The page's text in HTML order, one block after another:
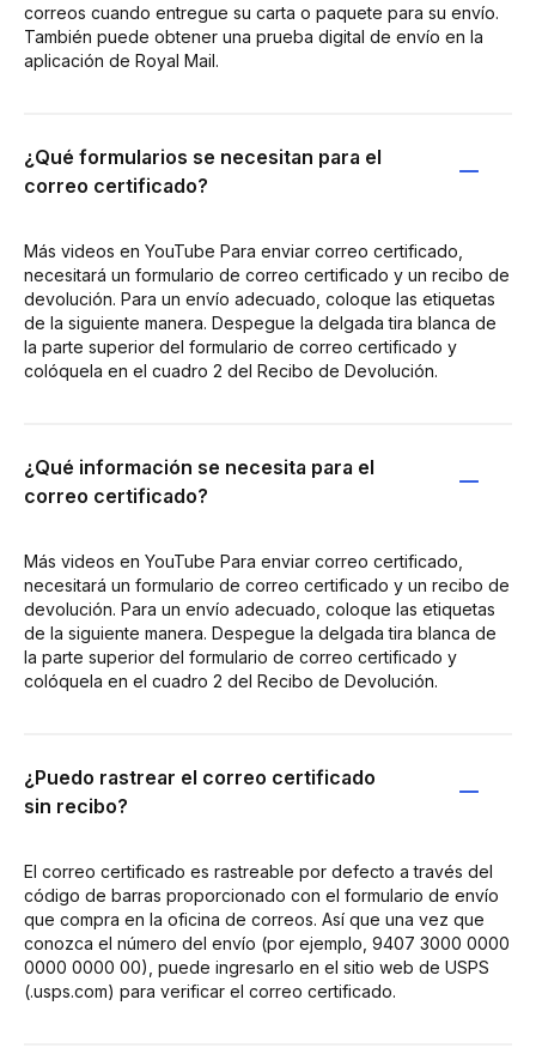
correos cuando entregue su carta o paquete para su envío.
También puede obtener una prueba digital de envío en la
aplicación de Royal Mail.
¿Qué formularios se necesitan para el
correo certificado?
Más videos en YouTube Para enviar correo certificado,
necesitará un formulario de correo certificado y un recibo de
devolución. Para un envío adecuado, coloque las etiquetas
de la siguiente manera. Despegue la delgada tira blanca de
la parte superior del formulario de correo certificado y
colóquela en el cuadro 2 del Recibo de Devolución.
¿Qué información se necesita para el
correo certificado?
Más videos en YouTube Para enviar correo certificado,
necesitará un formulario de correo certificado y un recibo de
devolución. Para un envío adecuado, coloque las etiquetas
de la siguiente manera. Despegue la delgada tira blanca de
la parte superior del formulario de correo certificado y
colóquela en el cuadro 2 del Recibo de Devolución.
¿Puedo rastrear el correo certificado
sin recibo?
El correo certificado es rastreable por defecto a través del
código de barras proporcionado con el formulario de envío
que compra en la oficina de correos. Así que una vez que
conozca el número del envío (por ejemplo, 9407 3000 0000
0000 0000 00), puede ingresarlo en el sitio web de USPS
(.usps.com) para verificar el correo certificado.